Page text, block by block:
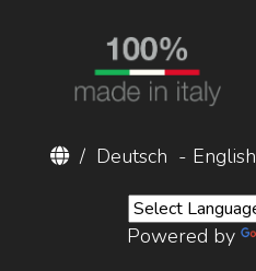
/ Deutsch - English
Powered by